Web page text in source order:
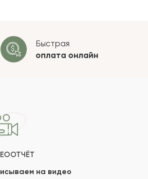
Быстрая
оплата онлайн
на видео